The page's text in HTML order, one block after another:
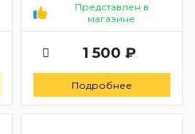
Представлен в
магазине
1 500 ₽
Подробнее